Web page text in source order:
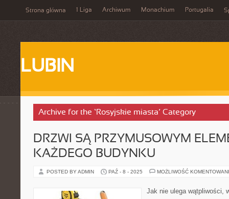
Strona główna 1 Liga Archiwum Monachium Portugalia
LUBIN
Archive for the ‘Rosyjskie miasta’ Category
DRZWI SĄ PRZYMUSOWYM
KAŻDEGO BUDYNKU
POSTED BY ADMIN PAŹ - 8 - 2025 MOŻLIWOŚĆ
Jak nie ulega wątpliwości,